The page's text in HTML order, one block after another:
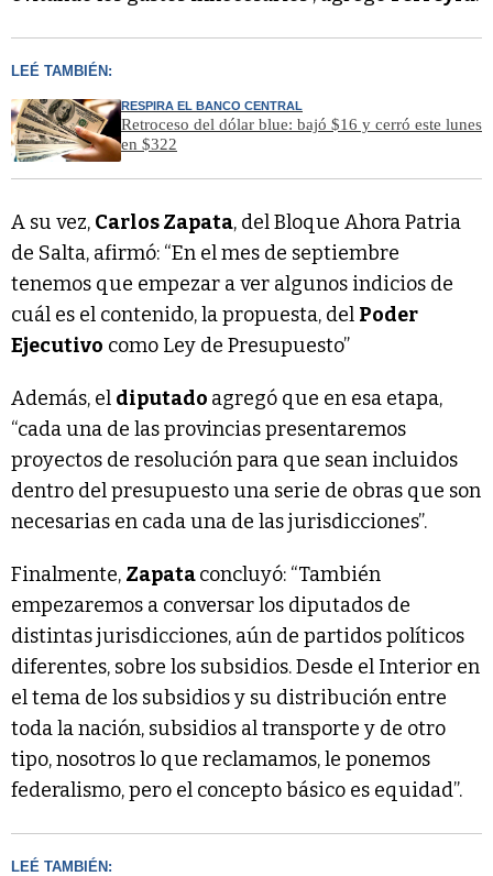
LEÉ TAMBIÉN:
RESPIRA EL BANCO CENTRAL
Retroceso del dólar blue: bajó $16 y cerró este lunes
en $322
A su vez, Carlos Zapata, del Bloque Ahora Patria
de Salta, afirmó: “En el mes de septiembre
tenemos que empezar a ver algunos indicios de
cuál es el contenido, la propuesta, del Poder
Ejecutivo como Ley de Presupuesto”
Además, el diputado agregó que en esa etapa,
“cada una de las provincias presentaremos
proyectos de resolución para que sean incluidos
dentro del presupuesto una serie de obras que son
necesarias en cada una de las jurisdicciones”.
Finalmente, Zapataconcluyó: “También
empezaremos a conversar los diputados de
distintas jurisdicciones, aún de partidos políticos
diferentes, sobre los subsidios. Desde el Interior en
el tema de los subsidios y su distribución entre
toda la nación, subsidios al transporte y de otro
tipo, nosotros lo que reclamamos, le ponemos
federalismo, pero el concepto básico es equidad”.
LEÉ TAMBIÉN: